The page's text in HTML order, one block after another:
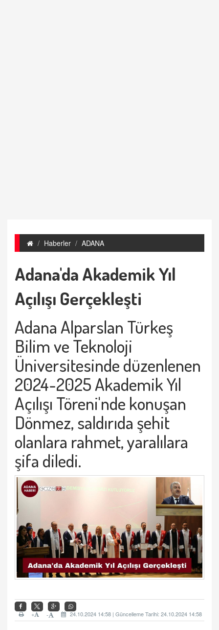
Haberler ADANA
Adana'da Akademik Yıl
Açılışı Gerçekleşti
Adana Alparslan Türkeş
Bilim ve Teknoloji
Üniversitesinde düzenlenen
2024-2025 Akademik Yıl
Açılışı Töreni'nde konuşan
Dönmez, saldırıda şehit
olanlara rahmet, yaralılara
şifa diledi.
24.10.2024 14:58 | Güncelleme Tarihi: 24.10.2024 14:58
-
+